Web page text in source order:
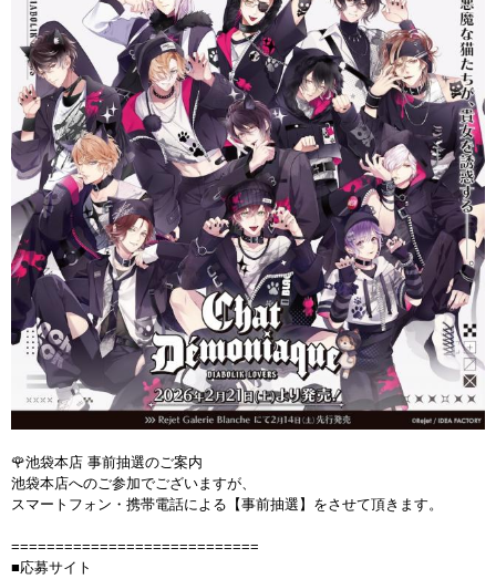
🌹池袋本店 事前抽選のご案内
池袋本店へのご参加でございますが、
スマートフォン・携帯電話による【事前抽選】をさせて頂きます。
============================
■応募サイト